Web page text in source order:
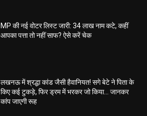
MP की नई वोटर लिस्ट जारी: 34 लाख नाम कटे, कहीं
आपका पत्ता तो नहीं साफ? ऐसे करें चेक
लखनऊ में श्रद्धा कांड जैसी हैवानियत! सगे बेटे ने पिता के
किए कई टुकड़े, फिर ड्रम में भरकर जो किया… जानकर
कांप जाएगी रूह